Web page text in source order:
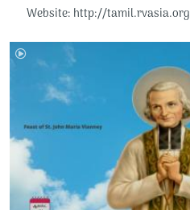
Website: http://tamil.rvasia.org